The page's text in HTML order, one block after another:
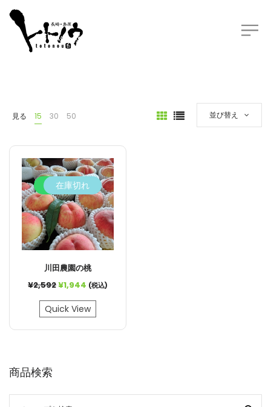
見る 15 30 50 並び替え
25%
在庫切れ
川田農園の桃
¥2,592¥1,944 (税込)
Quick View
商品検索